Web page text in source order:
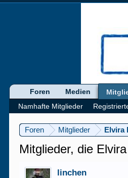
Foren Mitglieder Elvira
Mitglieder, die
linchen
Foren Medien
Namhafte Mitglieder